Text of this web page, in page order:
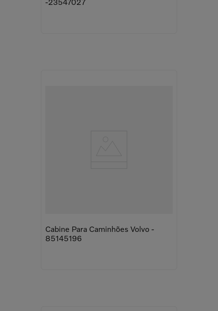
-23547027
Cabine Para Caminhões Volvo -
85145196